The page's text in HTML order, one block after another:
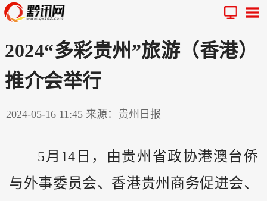
2024“多彩贵州”旅游（香港）
推介会举行
2024-05-16 11:45 来源：贵州日报
5月14日，由贵州 省政协港澳台侨
与外事委员会、香港贵州商务促进会、